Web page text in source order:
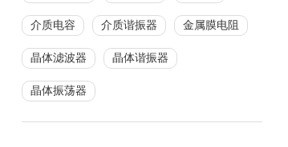
介质电容 介质谐振器 金属膜电阻
晶体滤波器 晶体谐振器
晶体振荡器